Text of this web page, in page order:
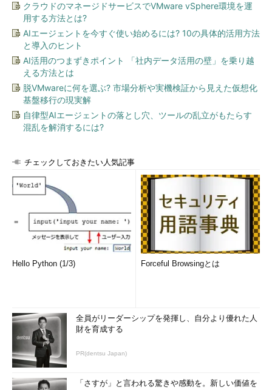
クラウドのマネージドサービスでVMware vSphere環境を運
用する方法とは?
AIエージェントを今すぐ使い始めるには? 10の具体的活用方法
と導入のヒント
AI活用のつまずきポイント 「社内データ活用の壁」を乗り越
える方法とは
脱VMwareに何を選ぶ? 市場分析や実機検証から見えた仮想化
基盤移行の現実解
自律型AIエージェントの落とし穴、ツールの乱立がもたらす
混乱を解消するには?
チェックしておきたい人気記事
Hello Python (1/3) Forceful Browsingとは
全員がリーダーシップを発揮し、自分より優れた人
財を育成する
PR(dentsu Japan)
「さすが」と言われる驚きや感動を。新しい価値を